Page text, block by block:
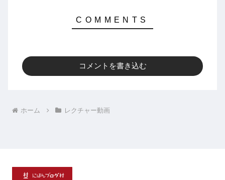
コメントを書き込む
ホーム レクチャー動画